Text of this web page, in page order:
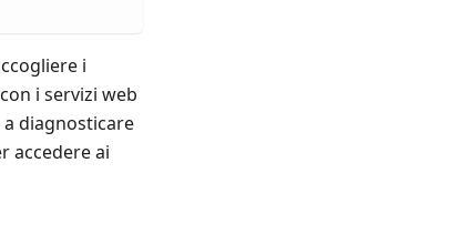
i
i servizi web
diagnosticare
accedere ai